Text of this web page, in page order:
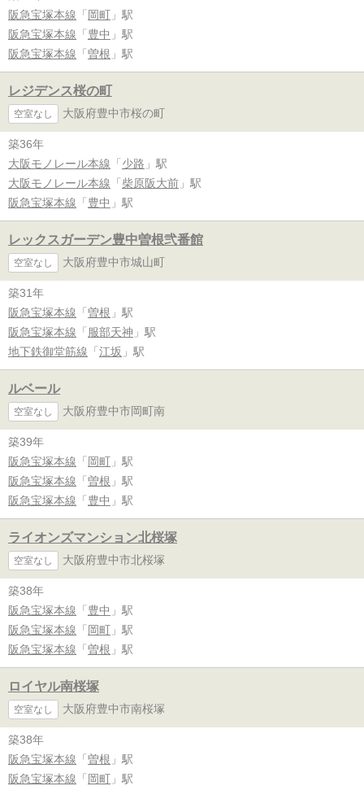
阪急宝塚本線 「 岡町 」駅
阪急宝塚本線 「 豊中 」駅
阪急宝塚本線 「 曽根 」駅
レジデンス桜の町
空室なし 大阪府豊中市桜の町
築36年
大阪モノレール本線 「 少路 」駅
大阪モノレール本線 「 柴原阪大前 」駅
阪急宝塚本線 「 豊中 」駅
レックスガーデン豊中曽根弐番館
空室なし 大阪府豊中市城山町
築31年
阪急宝塚本線 「 曽根 」駅
阪急宝塚本線 「 服部天神 」駅
地下鉄御堂筋線 「 江坂 」駅
ルベール
空室なし 大阪府豊中市岡町南
築39年
阪急宝塚本線 「 岡町 」駅
阪急宝塚本線 「 曽根 」駅
阪急宝塚本線 「 豊中 」駅
ライオンズマンション北桜塚
空室なし 大阪府豊中市北桜塚
築38年
阪急宝塚本線 「 豊中 」駅
阪急宝塚本線 「 岡町 」駅
阪急宝塚本線 「 曽根 」駅
ロイヤル南桜塚
空室なし 大阪府豊中市南桜塚
築38年
阪急宝塚本線 「 曽根 」駅
阪急宝塚本線 「 岡町 」駅